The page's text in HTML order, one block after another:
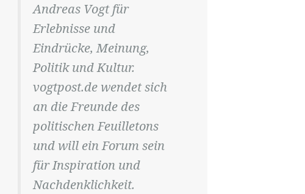
Andreas Vogt für
Erlebnisse und
Eindrücke, Meinung,
Politik und Kultur.
vogtpost.de wendet sich
an die Freunde des
politischen Feuilletons
und will ein Forum sein
für Inspiration und
Nachdenklichkeit.